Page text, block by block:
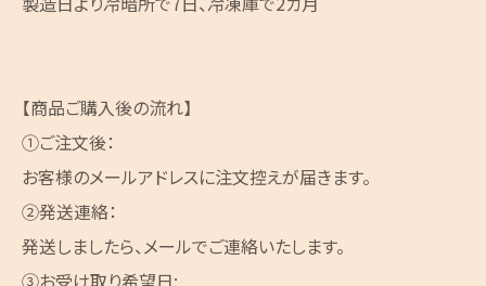
【商品ご購入後の流れ】
①ご注文後：
お客様のメールアドレスに注文控えが届きます。
②発送連絡：
発送しましたら、メールでご連絡いたします。